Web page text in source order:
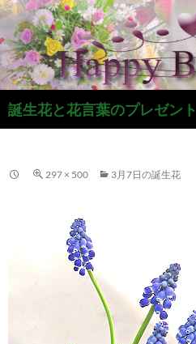
コ
ン
テ
ン
ツ
へ
ス
プ
誕生花と花言葉のプレゼント
検
索
297 × 500 3月7日の誕生花